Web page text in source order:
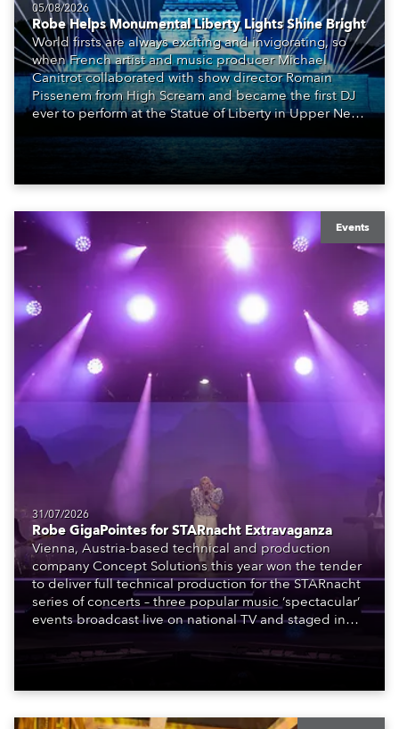
05/08/2026
Robe Helps Monumental Liberty Lights Shine Bright
World firsts are always exciting and invigorating, so
when French artist and music producer Michael
Canitrot collaborated with show director Romain
Pissenem from High Scream and became the first DJ
ever to perform at the Statue of Liberty in Upper New
also super-proud to be part of the art!
Events
31/07/2026
Robe GigaPointes for STARnacht Extravaganza
Vienna, Austria-based technical and production
company Concept Solutions this year won the tender
to deliver full technical production for the STARnacht
series of concerts – three popular music ‘spectacular’
events broadcast live on national TV and staged in
to water.